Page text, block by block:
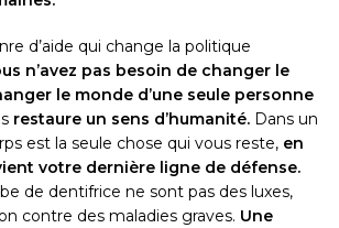
d’aide qui change la politique
n’avez pas besoin de changer le
le monde d’une seule personne
restaure un sens d’humanité. Dans un
est la seule chose qui vous reste, en
votre dernière ligne de défense.
de dentifrice ne sont pas des luxes,
contre des maladies graves. Une